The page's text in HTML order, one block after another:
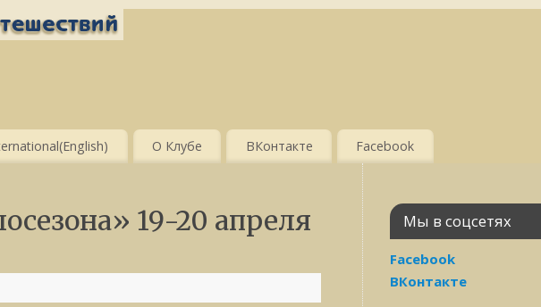
О Клубе ВКонтакте Facebook
19-20 апреля
Мы в соцсетях
Facebook
ВКонтакте